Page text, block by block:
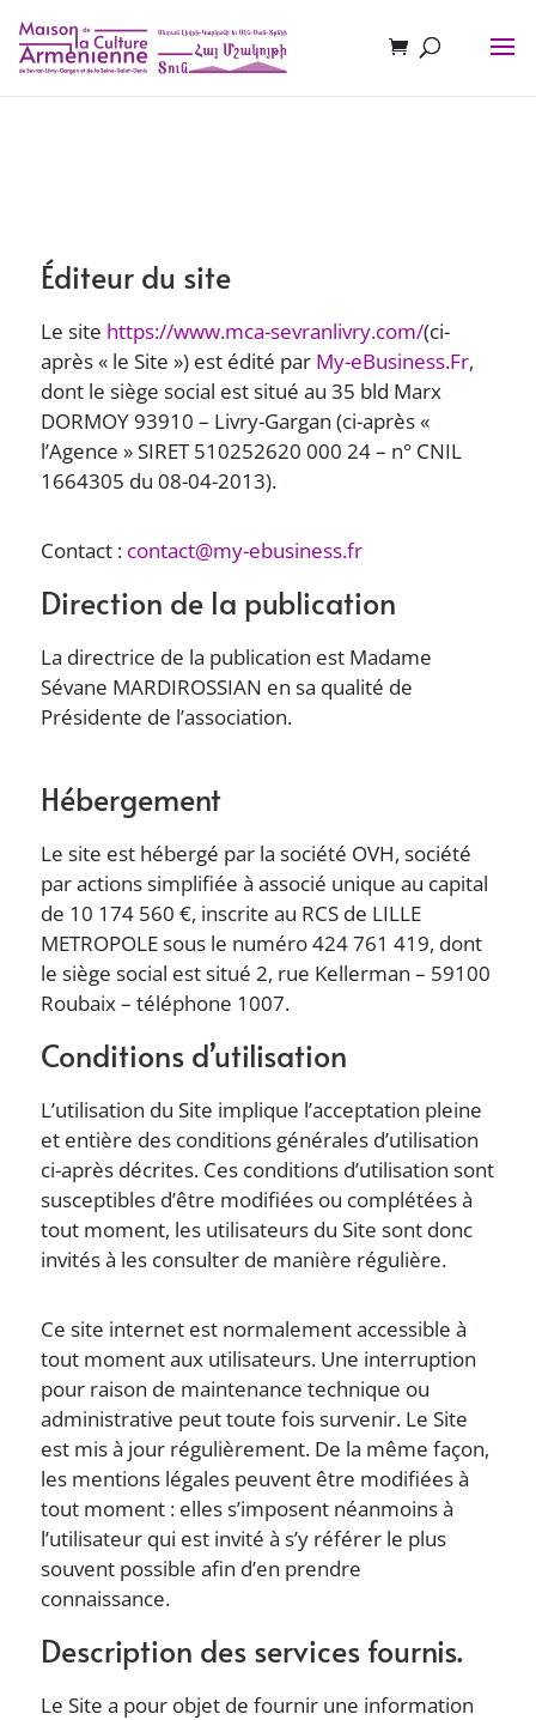
Éditeur du site
Le site https://www.mca-sevranlivry.com/(ci-
après « le Site ») est édité par My-eBusiness.Fr,
dont le siège social est situé au 35 bld Marx
DORMOY 93910 – Livry-Gargan (ci-après «
l’Agence » SIRET 510252620 000 24 – n° CNIL
1664305 du 08-04-2013).
Contact : contact@my-ebusiness.fr
Direction de la publication
La directrice de la publication est Madame
Sévane MARDIROSSIAN en sa qualité de
Présidente de l’association.
Hébergement
Le site est hébergé par la société OVH, société
par actions simplifiée à associé unique au capital
de 10 174 560 €, inscrite au RCS de LILLE
METROPOLE sous le numéro 424 761 419, dont
le siège social est situé 2, rue Kellerman – 59100
Roubaix – téléphone 1007.
Conditions d’utilisation
L’utilisation du Site implique l’acceptation pleine
et entière des conditions générales d’utilisation
ci-après décrites. Ces conditions d’utilisation sont
susceptibles d’être modifiées ou complétées à
tout moment, les utilisateurs du Site sont donc
invités à les consulter de manière régulière.
Ce site internet est normalement accessible à
tout moment aux utilisateurs. Une interruption
pour raison de maintenance technique ou
administrative peut toute fois survenir. Le Site
est mis à jour régulièrement. De la même façon,
les mentions légales peuvent être modifiées à
tout moment : elles s’imposent néanmoins à
l’utilisateur qui est invité à s’y référer le plus
souvent possible afin d’en prendre
connaissance.
Description des services fournis.
Le Site a pour objet de fournir une information